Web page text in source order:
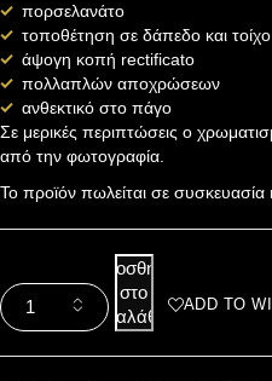
πορσελανάτο
τοποθέτηση σε δάπεδο και τοίχο
άψογη κοπή rectificato
πολλαπλών αποχρώσεων
ανθεκτικό στο πάγο
Σε μερικές περιπτώσεις ο
από την φωτογραφία.
Το προϊόν πωλείται σε συσκευασία
Προσθήκη
στο
καλάθι
ADD TO